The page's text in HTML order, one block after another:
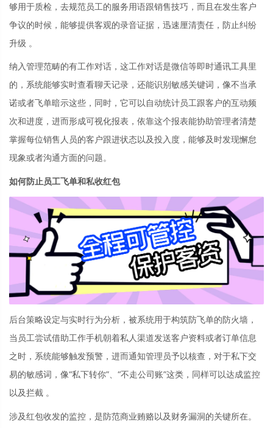
够用于质检，去规范员工的服务用语跟销售技巧，而且在发生客户
争议的时候，能够提供客观的录音证据，迅速厘清责任，防止纠纷
升级 。
纳入管理范畴的有工作对话，这工作对话是微信等即时通讯工具里
的，系统能够实时查看聊天记录，还能识别敏感关键词，像不当承
诺或者飞单暗示这些，同时，它可以自动统计员工跟客户的互动频
次和进度，进而形成可视化报表，依靠这个报表能协助管理者清楚
掌握每位销售人员的客户跟进状态以及投入度，能够及时发现懈怠
现象或者沟通方面的问题。
如何防止员工飞单和私收红包
后台策略设定与实时行为分析，被系统用于构筑防飞单的防火墙，
当员工尝试借助工作手机朝着私人渠道发送客户资料或者订单信息
之时，系统能够触发预警，进而通知管理员予以核查，对于私下交
易的敏感词，像“私下转你”、“不走公司账”这类，同样可以达成监控
以及拦截 。
涉及红包收发的监控，是防范商业贿赂以及财务漏洞的关键所在。